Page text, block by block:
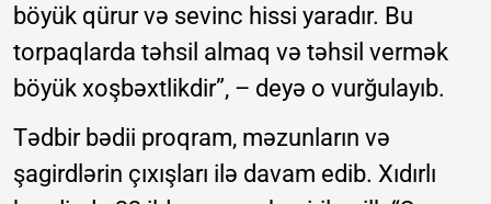
böyük qürur və sevinc hissi yaradır. Bu
torpaqlarda təhsil almaq və təhsil vermək
böyük xoşbəxtlikdir”, – deyə o vurğulayıb.
Tədbir bədii proqram, məzunların və
şagirdlərin çıxışları ilə davam edib. Xıdırlı